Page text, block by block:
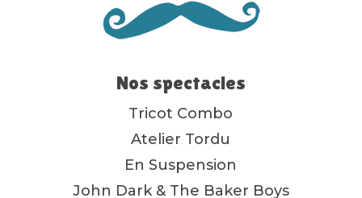
Nos spectacles
Tricot Combo
Atelier Tordu
En Suspension
John Dark & The Baker Boys